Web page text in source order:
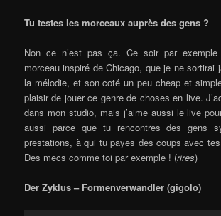
Tu testes les morceaux auprès des gens ?
Non ce n’est pas ça. Ce soir par
morceau inspiré de Chicago, que je ne sortirai
la mélodie, et son coté un peu cheap et
plaisir de jouer ce genre de choses en live.
dans mon studio, mais j’aime aussi le live
aussi parce que tu rencontres des gens
prestations, à qui tu payes des coups avec
Des mecs comme toi par exemple ! (rires)
Der Zyklus – Formenverwandler (gigolo)